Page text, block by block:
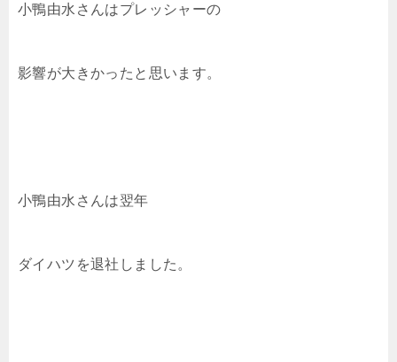
小鴨由水さんはプレッシャーの
影響が大きかったと思います。
小鴨由水さんは翌年
ダイハツを退社しました。